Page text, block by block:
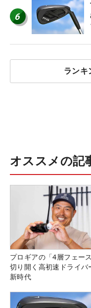
6
ランキ
オススメの記
プロギアの「4層フェー
切り開く高初速ドライバ
新時代